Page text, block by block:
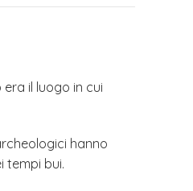
il luogo in cui
hanno
tempi bui.